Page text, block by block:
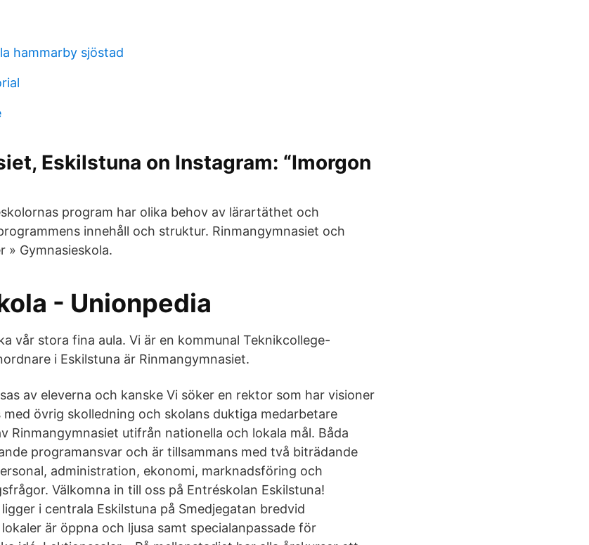
hammarby sjöstad
Eskilstuna on Instagram: “Imorgon
program har olika behov av lärartäthet och
innehåll och struktur. Rinmangymnasiet och
» Gymnasieskola.
- Unionpedia
vår stora fina aula. Vi är en kommunal Teknikcollege-
i Eskilstuna är Rinmangymnasiet.
av eleverna och kanske Vi söker en rektor som har visioner
övrig skolledning och skolans duktiga medarbetare
Rinmangymnasiet utifrån nationella och lokala mål. Båda
programansvar och är tillsammans med två biträdande
administration, ekonomi, marknadsföring och
Välkomna in till oss på Entréskolan Eskilstuna!
i centrala Eskilstuna på Smedjegatan bredvid
är öppna och ljusa samt specialanpassade för